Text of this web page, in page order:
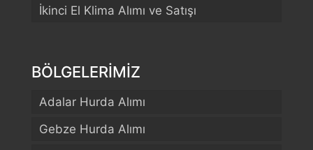
İkinci El Klima Alımı ve Satışı
BÖLGELERİMİZ
Adalar Hurda Alımı
Gebze Hurda Alımı